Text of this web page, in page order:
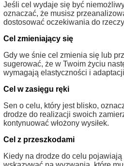
Jeśli cel wydaje się być
oznaczać, że musisz
dostosować oczekiwania do
Cel zmieniający się
Gdy we śnie cel zmienia się lub
sugerować, że w Twoim życiu
wymagają elastyczności i
Cel w zasięgu ręki
Sen o celu, który jest blisko,
drodze do realizacji swoich
kontynuować włożony wysiłek.
Cel z przeszkodami
Kiedy na drodze do celu